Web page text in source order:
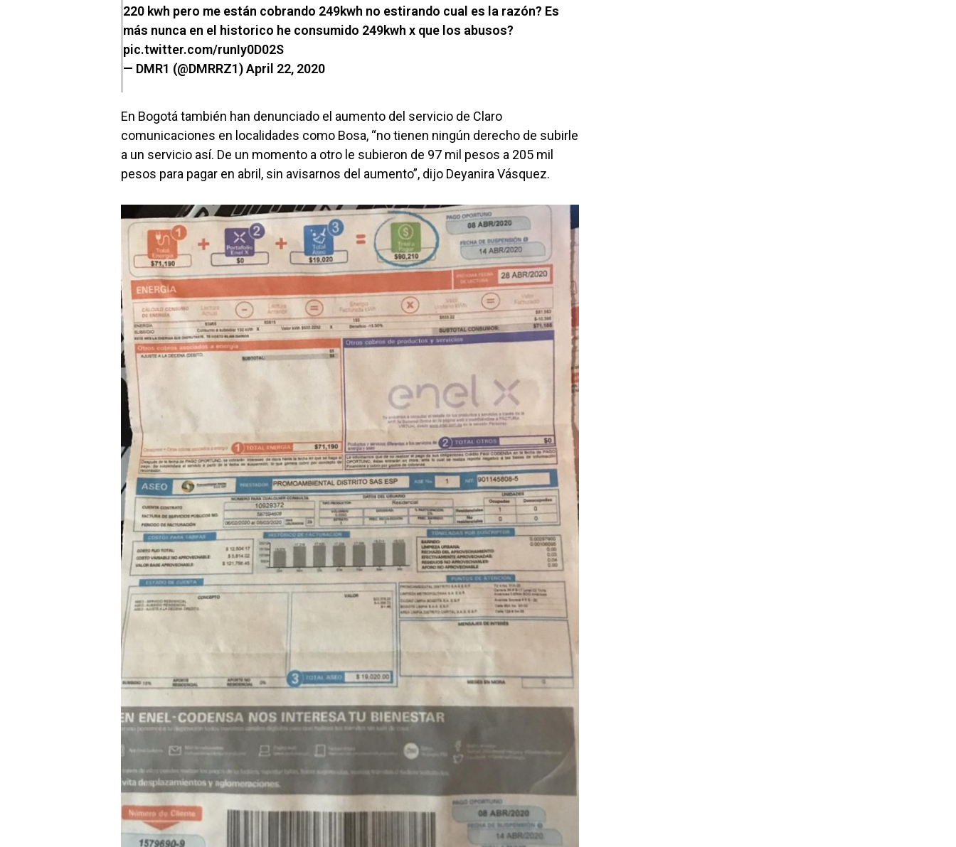
220 kwh pero me están cobrando 249kwh no estirando cual es la razón? Es
más nunca en el historico he consumido 249kwh x que los abusos?
pic.twitter.com/runIy0D02S
— DMR1 (@DMRRZ1)April 22, 2020
En Bogotá también han denunciado el aumento del servicio de Claro
comunicaciones en localidades como Bosa, “no tienen ningún derecho de subirle
a un servicio así. De un momento a otro le subieron de 97 mil pesos a 205 mil
pesos para pagar en abril, sin avisarnos del aumento”, dijo Deyanira Vásquez.